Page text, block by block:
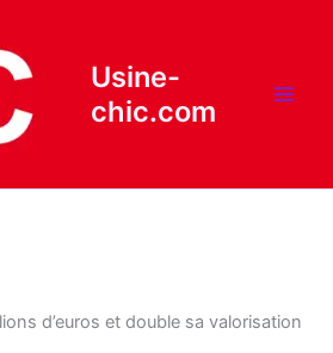
Usine-
chic.com
d’euros et double sa valorisation